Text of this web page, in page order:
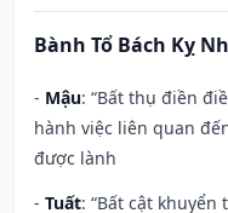
Bành Tổ Bách Kỵ
- Mậu: “Bất thụ điền
hành việc liên quan
được lành
- Tuất: “Bất cật